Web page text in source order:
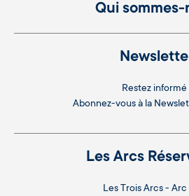
Qui sommes-
Restez informé
Abonnez-vous à la
Les Arcs
Les Trois Arcs -